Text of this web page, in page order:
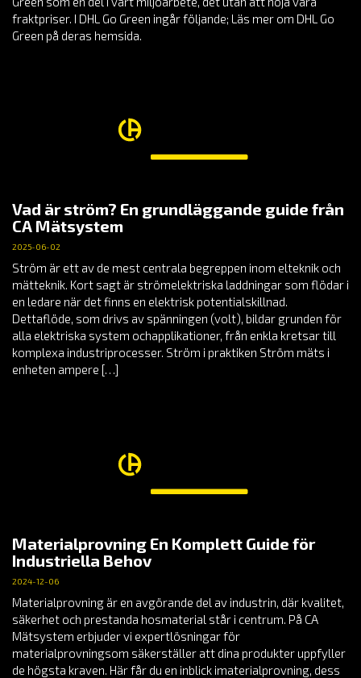
fraktpriser. I DHL Go Green ingår följande; Läs mer om DHL Go
Green på deras hemsida.
Vad är ström? En grundläggande guide från
CA Mätsystem
2025-06-02
Ström är ett av de mest centrala begreppen inom elteknik och
mätteknik. Kort sagt är strömelektriska laddningar som flödar i
en ledare när det finns en elektrisk potentialskillnad.
Dettaflöde, som drivs av spänningen (volt), bildar grunden för
alla elektriska system ochapplikationer, från enkla kretsar till
komplexa industriprocesser. Ström i praktiken Ström mäts i
enheten ampere […]
Materialprovning En Komplett Guide för
Industriella Behov
2024-12-06
Materialprovning är en avgörande del av industrin, där kvalitet,
säkerhet och prestanda hosmaterial står i centrum. På CA
Mätsystem erbjuder vi expertlösningar för
materialprovningsom säkerställer att dina produkter uppfyller
de högsta kraven. Här får du en inblick imaterialprovning, dess